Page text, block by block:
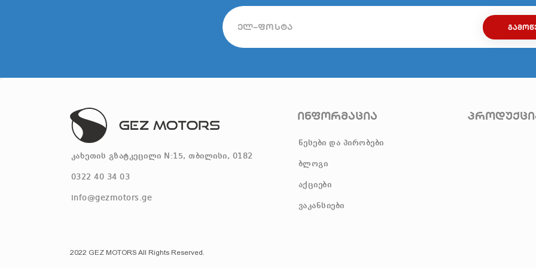
კახეთის გზატკეცილი N:15, თბილისი, 0182
0322 40 34 03
info@gezmotors.ge
ინფორმაცია
წესები და პირობები
ბლოგი
აქციები
ვაკანსიები
2022 GEZ MOTORS All Rights Reserved.